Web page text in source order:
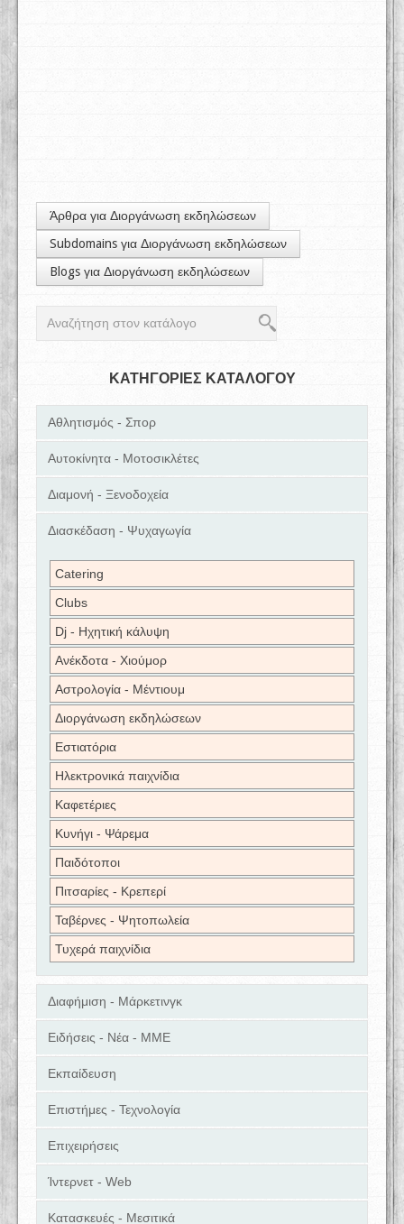
Άρθρα για Διοργάνωση εκδηλώσεων
Subdomains για Διοργάνωση εκδηλώσεων
Blogs για Διοργάνωση εκδηλώσεων
ΚΑΤΗΓΟΡΙΕΣ ΚΑΤΑΛΟΓΟΥ
Αθλητισμός - Σπορ
Αυτοκίνητα - Μοτοσικλέτες
Διαμονή - Ξενοδοχεία
Διασκέδαση - Ψυχαγωγία
Catering
Clubs
Dj - Ηχητική κάλυψη
Ανέκδοτα - Χιούμορ
Αστρολογία - Μέντιουμ
Διοργάνωση εκδηλώσεων
Εστιατόρια
Ηλεκτρονικά παιχνίδια
Καφετέριες
Κυνήγι - Ψάρεμα
Παιδότοποι
Πιτσαρίες - Κρεπερί
Ταβέρνες - Ψητοπωλεία
Τυχερά παιχνίδια
Διαφήμιση - Μάρκετινγκ
Ειδήσεις - Νέα - ΜΜΕ
Εκπαίδευση
Επιστήμες - Τεχνολογία
Επιχειρήσεις
Ίντερνετ - Web
Κατασκευές - Μεσιτικά